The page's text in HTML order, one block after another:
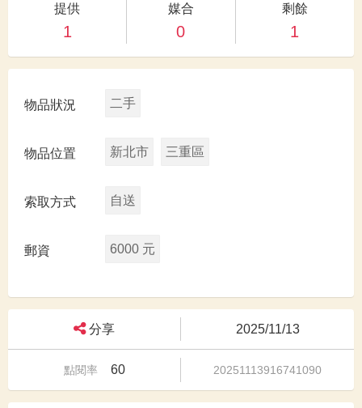
提供
1
媒合
0
剩餘
1
物品狀況 二手
物品位置 新北市 三重區
索取方式 自送
郵資 6000 元
分享 2025/11/13
點閱率 60 20251113916741090